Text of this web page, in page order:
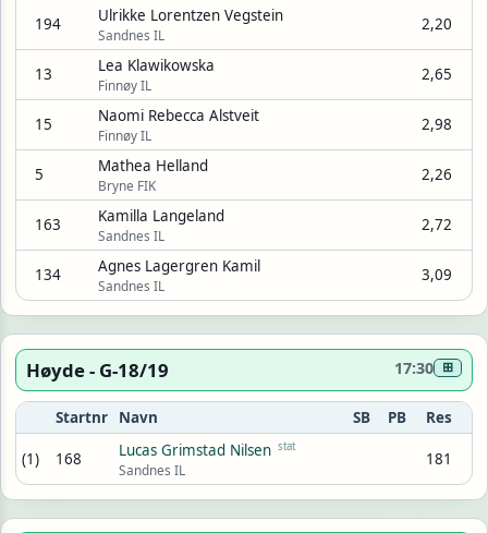
194 Ulrikke Lorentzen Vegstein
Sandnes IL
2,20
13 Lea Klawikowska
Finnøy IL
2,65
15 Naomi Rebecca Alstveit
Finnøy IL
2,98
5 Mathea Helland
Bryne FIK
2,26
163 Kamilla Langeland
Sandnes IL
2,72
134 Agnes Lagergren Kamil
Sandnes IL
3,09
Høyde - G-18/19 17:30 ⊞
Startnr Navn SB PB Res
(1) 168 Lucas Grimstad Nilsen stat
Sandnes IL
181